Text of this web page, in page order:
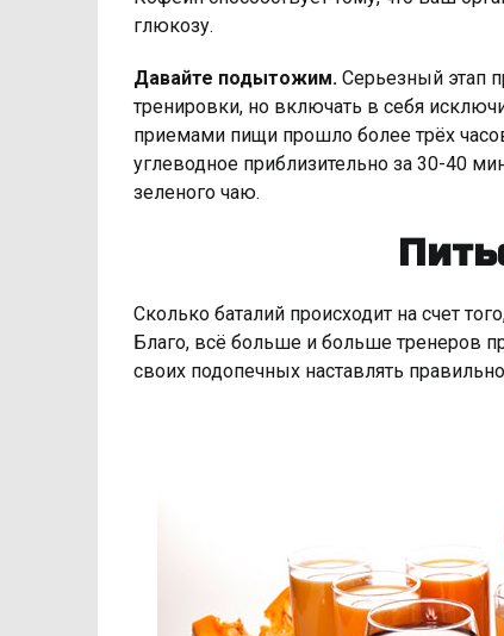
глюкозу.
Давайте подытожим. Серьезный этап
тренировки, но включать в себя
приемами пищи прошло более трёх
углеводное приблизительно за 30-40
зеленого чаю.
Сколько баталий происходит на счет
Благо, всё больше и больше тренеров
своих подопечных наставлять